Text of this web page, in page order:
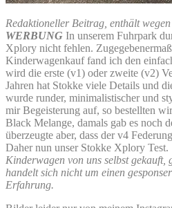
Redaktioneller Beitrag, enthält
WERBUNG In unserem Fuhrpark
Xplory nicht fehlen.
Kinderwagenkauf fand ich den
wird die erste (v1) oder zweite (v2)
Jahren hat Stokke viele Details und
wurde runder, minimalistischer und
mir Begeisterung auf, so bestellten
Black Melange, damals gab es noch
überzeugte aber, dass der v4
Daher nun unser Stokke Xplory Test.
Kinderwagen von uns selbst gekauft,
handelt sich nicht um einen
Erfahrung.